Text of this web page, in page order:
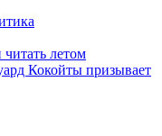
читать летом
Кокойты призывает